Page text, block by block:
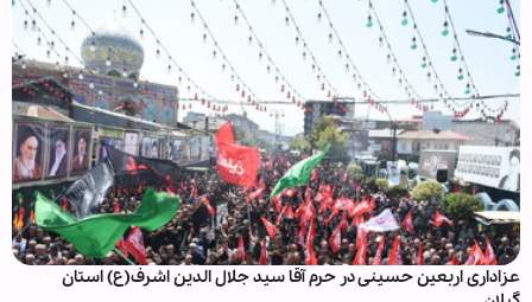
عزاداری اربعین حسینی در حرم آقا سید جلال الدین اشرف(ع) استان